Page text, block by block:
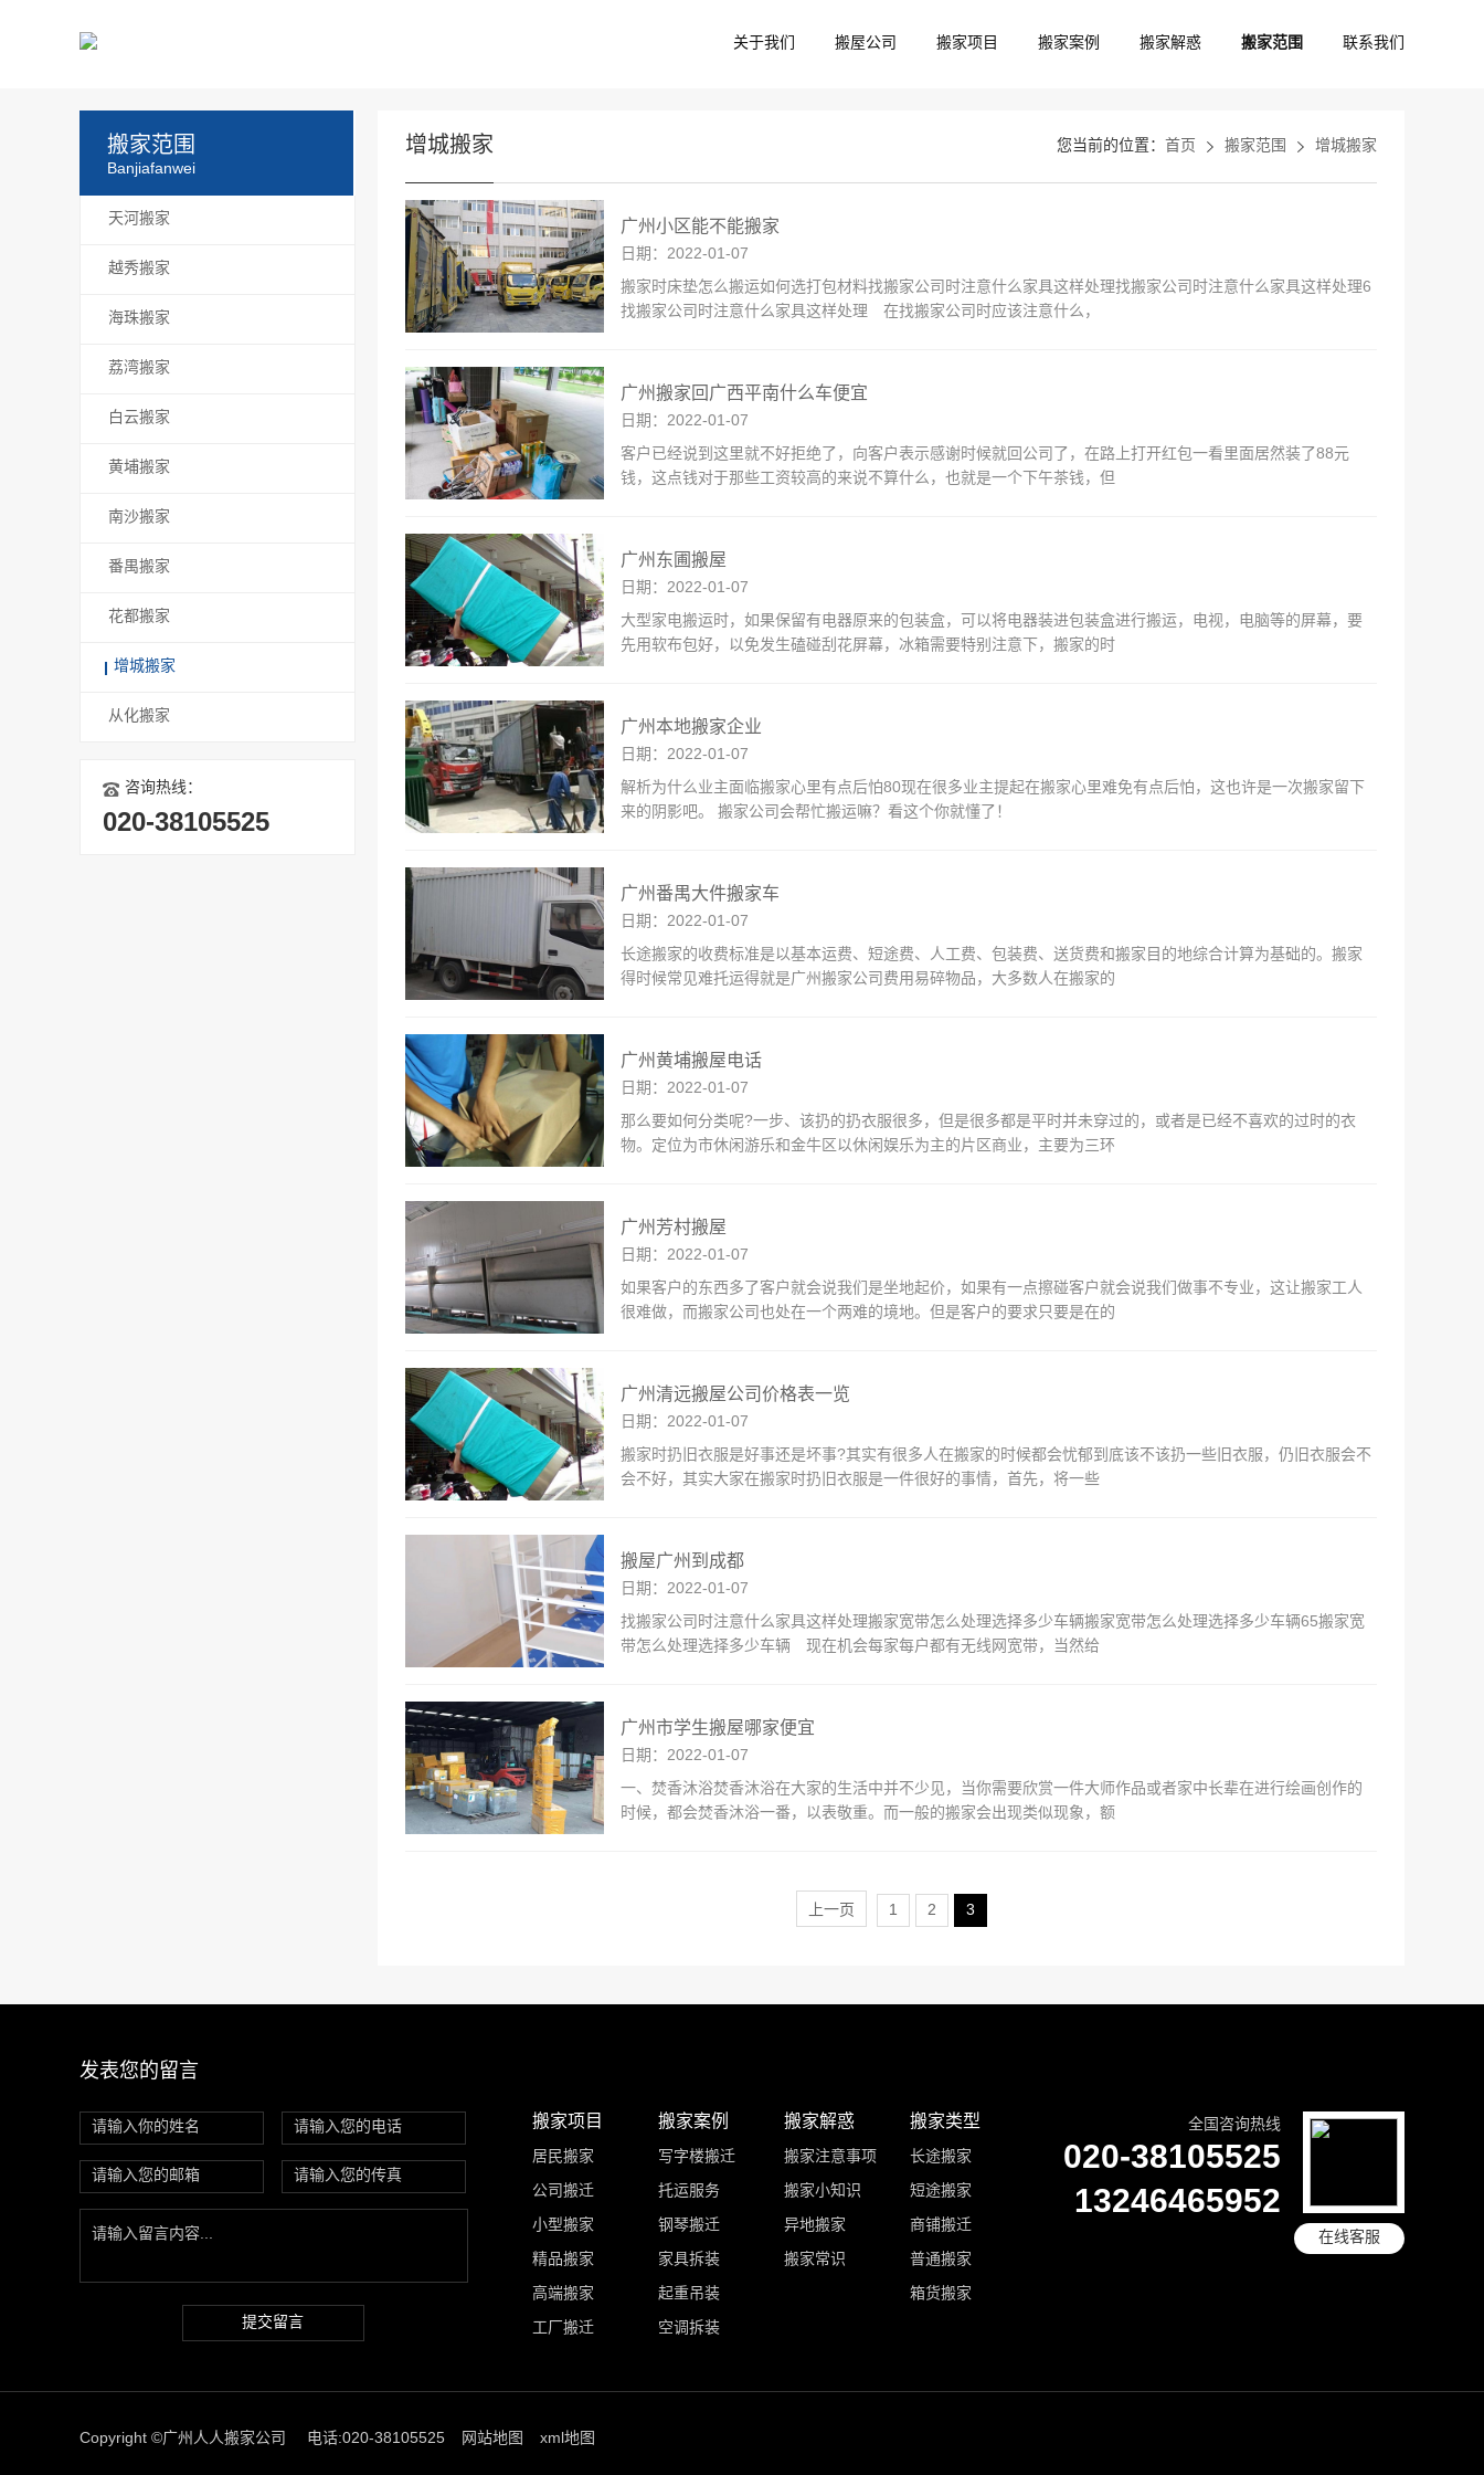
关于我们 搬屋公司 搬家项目 搬家案例 搬家解惑 搬家范围 联系我们
搬家范围
Banjiafanwei
天河搬家
越秀搬家
海珠搬家
荔湾搬家
白云搬家
黄埔搬家
南沙搬家
番禺搬家
花都搬家
增城搬家
从化搬家
咨询热线：
020-38105525
增城搬家 您当前的位置： 首页 搬家范围 增城搬家
广州小区能不能搬家
日期：2022-01-07
搬家时床垫怎么搬运如何选打包材料找搬家公司时注意什么家具这样处理找搬家公司时注意什么家具这样处理6
找搬家公司时注意什么家具这样处理 在找搬家公司时应该注意什么，
广州搬家回广西平南什么车便宜
日期：2022-01-07
客户已经说到这里就不好拒绝了，向客户表示感谢时候就回公司了，在路上打开红包一看里面居然装了88元
钱，这点钱对于那些工资较高的来说不算什么，也就是一个下午茶钱，但
广州东圃搬屋
日期：2022-01-07
大型家电搬运时，如果保留有电器原来的包装盒，可以将电器装进包装盒进行搬运，电视，电脑等的屏幕，要
先用软布包好，以免发生磕碰刮花屏幕，冰箱需要特别注意下，搬家的时
广州本地搬家企业
日期：2022-01-07
解析为什么业主面临搬家心里有点后怕80现在很多业主提起在搬家心里难免有点后怕，这也许是一次搬家留下
来的阴影吧。 搬家公司会帮忙搬运嘛？看这个你就懂了！
广州番禺大件搬家车
日期：2022-01-07
长途搬家的收费标准是以基本运费、短途费、人工费、包装费、送货费和搬家目的地综合计算为基础的。搬家
得时候常见难托运得就是广州搬家公司费用易碎物品，大多数人在搬家的
广州黄埔搬屋电话
日期：2022-01-07
那么要如何分类呢?一步、该扔的扔衣服很多，但是很多都是平时并未穿过的，或者是已经不喜欢的过时的衣
物。定位为市休闲游乐和金牛区以休闲娱乐为主的片区商业，主要为三环
广州芳村搬屋
日期：2022-01-07
如果客户的东西多了客户就会说我们是坐地起价，如果有一点擦碰客户就会说我们做事不专业，这让搬家工人
很难做，而搬家公司也处在一个两难的境地。但是客户的要求只要是在的
广州清远搬屋公司价格表一览
日期：2022-01-07
搬家时扔旧衣服是好事还是坏事?其实有很多人在搬家的时候都会忧郁到底该不该扔一些旧衣服，仍旧衣服会不
会不好，其实大家在搬家时扔旧衣服是一件很好的事情，首先，将一些
搬屋广州到成都
日期：2022-01-07
找搬家公司时注意什么家具这样处理搬家宽带怎么处理选择多少车辆搬家宽带怎么处理选择多少车辆65搬家宽
带怎么处理选择多少车辆 现在机会每家每户都有无线网宽带，当然给
广州市学生搬屋哪家便宜
日期：2022-01-07
一、焚香沐浴焚香沐浴在大家的生活中并不少见，当你需要欣赏一件大师作品或者家中长辈在进行绘画创作的
时候，都会焚香沐浴一番，以表敬重。而一般的搬家会出现类似现象，额
上一页 1 2 3
发表您的留言
提交留言
搬家项目
居民搬家
公司搬迁
小型搬家
精品搬家
高端搬家
工厂搬迁
搬家案例
写字楼搬迁
托运服务
钢琴搬迁
家具拆装
起重吊装
空调拆装
搬家解惑
搬家注意事项
搬家小知识
异地搬家
搬家常识
搬家类型
长途搬家
短途搬家
商铺搬迁
普通搬家
箱货搬家
全国咨询热线
020-38105525
13246465952
在线客服
Copyright ©广州人人搬家公司 电话:020-38105525 网站地图 xml地图